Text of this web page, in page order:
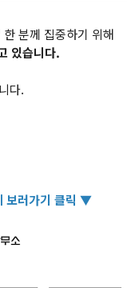
분께 집중하기 위해
있습니다.
다.
보러가기 클릭 ▼